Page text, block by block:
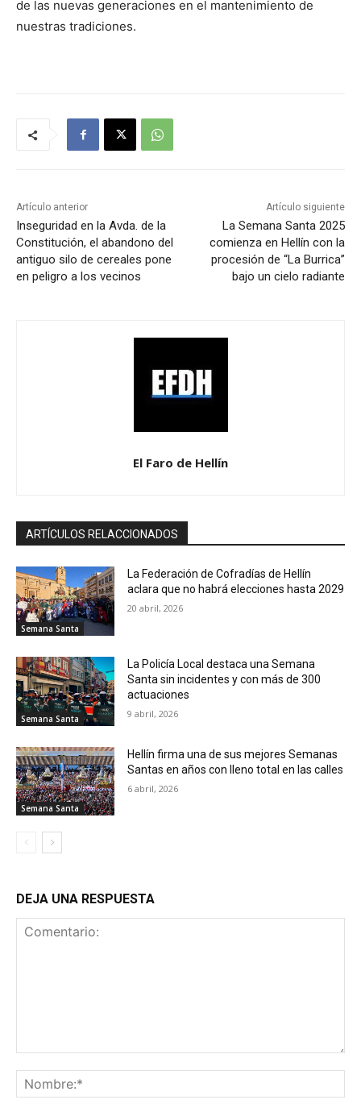
de las nuevas generaciones en el mantenimiento de
nuestras tradiciones.
Artículo anterior
Inseguridad en la Avda. de la
Constitución, el abandono del
antiguo silo de cereales pone
en peligro a los vecinos
Artículo siguiente
La Semana Santa 2025
comienza en Hellín con la
procesión de “La Burrica”
bajo un cielo radiante
El Faro de Hellín
ARTÍCULOS RELACCIONADOS
Semana Santa
La Federación de Cofradías de Hellín
aclara que no habrá elecciones hasta 2029
20 abril, 2026
Semana Santa
La Policía Local destaca una Semana
Santa sin incidentes y con más de 300
actuaciones
9 abril, 2026
Semana Santa
Hellín firma una de sus mejores Semanas
Santas en años con lleno total en las calles
6 abril, 2026
DEJA UNA RESPUESTA